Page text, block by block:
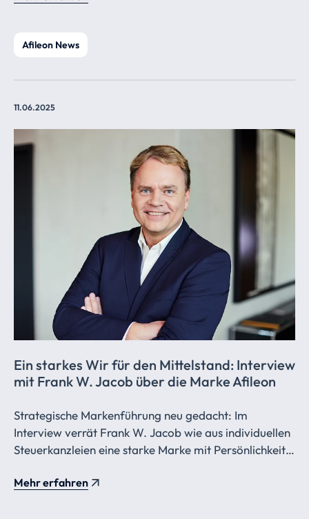
Afileon News
11.06.2025
Ein starkes Wir für den Mittelstand: Interview
mit Frank W. Jacob über die Marke Afileon
Strategische Markenführung neu gedacht: Im
Interview verrät Frank W. Jacob wie aus individuellen
Steuerkanzleien eine starke Marke mit Persönlichkeit,
Mehr erfahren